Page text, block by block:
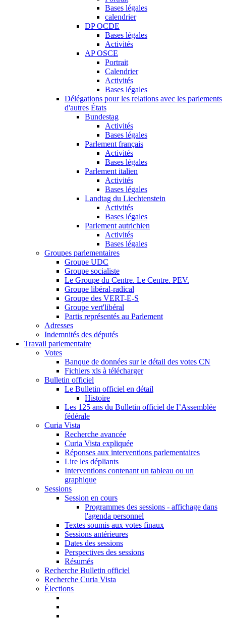
Bases légales
calendrier
DP OCDE
Bases légales
Activités
AP OSCE
Portrait
Calendrier
Activités
Bases légales
Délégations pour les relations avec les parlements
d'autres États
Bundestag
Activités
Bases légales
Parlement français
Activités
Bases légales
Parlement italien
Activités
Bases légales
Landtag du Liechtenstein
Activités
Bases légales
Parlement autrichien
Activités
Bases légales
Groupes parlementaires
Groupe UDC
Groupe socialiste
Le Groupe du Centre. Le Centre. PEV.
Groupe libéral-radical
Groupe des VERT-E-S
Groupe vert'libéral
Partis représentés au Parlement
Adresses
Indemnités des députés
Travail parlementaire
Votes
Banque de données sur le détail des votes CN
Fichiers xls à télécharger
Bulletin officiel
Le Bulletin officiel en détail
Histoire
Les 125 ans du Bulletin officiel de I’Assemblée
fédérale
Curia Vista
Recherche avancée
Curia Vista expliquée
Réponses aux interventions parlementaires
Lire les dépliants
Interventions contenant un tableau ou un
graphique
Sessions
Session en cours
Programmes des sessions - affichage dans
l'agenda personnel
Textes soumis aux votes finaux
Sessions antérieures
Dates des sessions
Perspectives des sessions
Résumés
Recherche Bulletin officiel
Recherche Curia Vista
Élections